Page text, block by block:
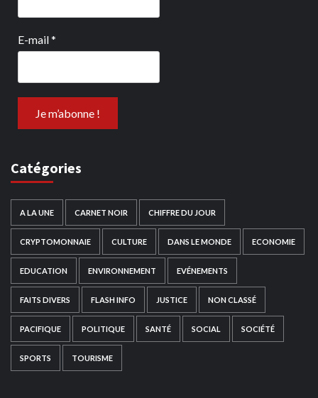
E-mail*
Catégories
A LA UNE CARNET NOIR CHIFFRE DU JOUR
CRYPTOMONNAIE CULTURE DANS LE MONDE ECONOMIE
EDUCATION ENVIRONNEMENT EVÉNEMENTS
FAITS DIVERS FLASH INFO JUSTICE NON CLASSÉ
PACIFIQUE POLITIQUE SANTÉ SOCIAL SOCIÉTÉ
SPORTS TOURISME